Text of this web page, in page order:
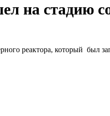
на стадию
реактора, который был